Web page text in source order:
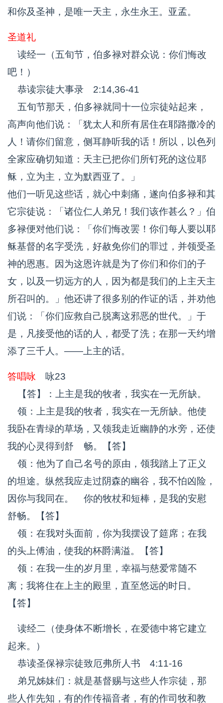
和你及圣神，是唯一天主，永生永王。亚孟。
圣道礼
读经一（五旬节，伯多禄对群众说：你们悔改
吧！）
恭读宗徒大事录 2:14,36-41
五旬节那天，伯多禄就同十一位宗徒站起来，
高声向他们说：「犹太人和所有居住在耶路撒冷的
人！请你们留意，侧耳静听我的话！所以，以色列
全家应确切知道：天主已把你们所钉死的这位耶
稣，立为主，立为默西亚了。」
他们一听见这些话，就心中刺痛，遂向伯多禄和其
它宗徒说：「诸位仁人弟兄！我们该作甚么？」伯
多禄便对他们说：「你们悔改罢！你们每人要以耶
稣基督的名字受洗，好赦免你们的罪过，并领受圣
神的恩惠。因为这恩许就是为了你们和你们的子
女，以及一切远方的人，因为都是我们的上主天主
所召叫的。」他还讲了很多别的作证的话，并劝他
们说：「你们应救自己脱离这邪恶的世代。」于
是，凡接受他的话的人，都受了洗；在那一天约增
添了三千人。——上主的话。
答唱咏 咏23
【答】：上主是我的牧者，我实在一无所缺。
领：上主是我的牧者，我实在一无所缺。他使
我卧在青绿的草场，又领我走近幽静的水旁，还使
我的心灵得到舒 畅。【答】
领：他为了自己名号的原由，领我踏上了正义
的坦途。纵然我应走过阴森的幽谷，我不怕凶险，
因你与我同在。 你的牧杖和短棒，是我的安慰
舒畅。【答】
领：在我对头面前，你为我摆设了筵席；在我
的头上傅油，使我的杯爵满溢。【答】
领：在我一生的岁月里，幸福与慈爱常随不
离；我将住在上主的殿里，直至悠远的时日。
【答】
读经二（使身体不断增长，在爱德中将它建立
起来。）
恭读圣保禄宗徒致厄弗所人书 4:11-16
弟兄姊妹们：就是基督赐与这些人作宗徒，那
些人作先知，有的作传福音者，有的作司牧和教